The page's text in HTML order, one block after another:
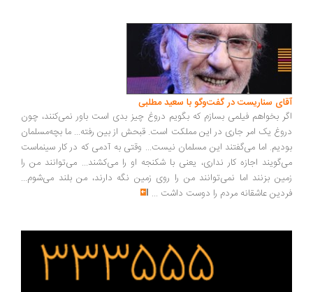
سناریست در گفت‌وگو با سعید مطلبی
بخواهم فیلمی بسازم که بگویم دروغ چیز بدی است باور نمی‌کنند، چون
یک امر جاری در این مملکت است. قبحش از بین رفته... ما بچه‌مسلمان
اما می‌گفتند این مسلمان نیست... وقتی به آدمی که در کار سینماست
اجازه کار نداری، یعنی با شکنجه او را می‌کشند... می‌توانند من را
بزنند اما نمی‌توانند من را روی زمین نگه دارند، من بلند می‌شوم...
عاشقانه مردم را دوست داشت ...